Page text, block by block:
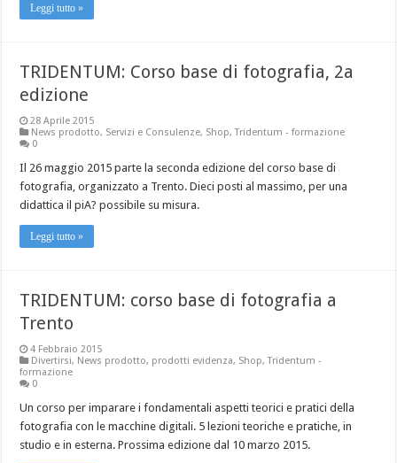
Leggi tutto »
TRIDENTUM: Corso base di fotografia, 2a
edizione
28 Aprile 2015
News prodotto, Servizi e Consulenze, Shop,Tridentum - formazione
0
Il 26 maggio 2015 parte la seconda edizione del corso base di
fotografia, organizzato a Trento. Dieci posti al massimo, per una
didattica il piA? possibile su misura.
Leggi tutto »
TRIDENTUM: corso base di fotografia a
Trento
4 Febbraio 2015
Divertirsi, News prodotto, prodotti evidenza, Shop,Tridentum -
formazione
0
Un corso per imparare i fondamentali aspetti teorici e pratici della
fotografia con le macchine digitali. 5 lezioni teoriche e pratiche, in
studio e in esterna. Prossima edizione dal 10 marzo 2015.